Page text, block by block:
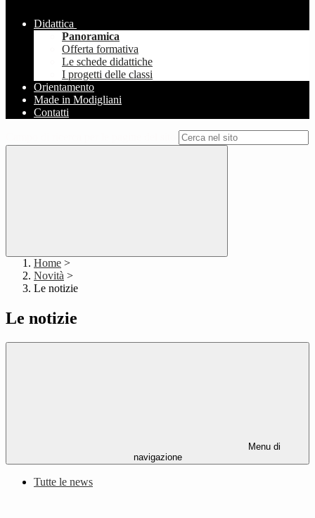
Didattica
Panoramica
Offerta formativa
Le schede didattiche
I progetti delle classi
Orientamento
Made in Modigliani
Contatti
Home >
Novità >
Le notizie
Le notizie
Menu di
navigazione
Tutte le news